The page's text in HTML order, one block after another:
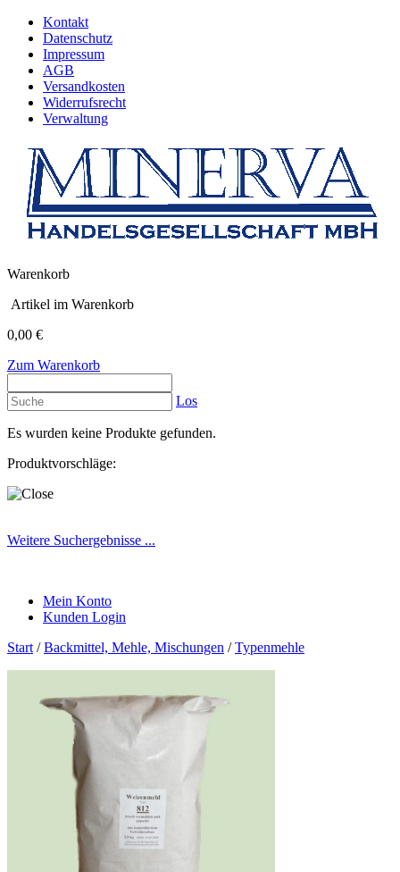
Kontakt
Datenschutz
Impressum
AGB
Versandkosten
Widerrufsrecht
Verwaltung
Warenkorb
Artikel im Warenkorb
0,00 €
Zum Warenkorb
Los
Es wurden keine Produkte gefunden.
Produktvorschläge:
Weitere Suchergebnisse ...
Mein Konto
Kunden Login
Start /Backmittel, Mehle, Mischungen /Typenmehle